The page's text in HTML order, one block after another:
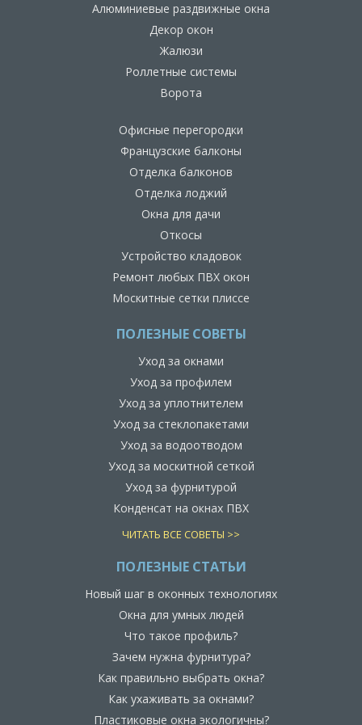
Алюминиевые раздвижные окна
Декор окон
Жалюзи
Роллетные системы
Ворота
Офисные перегородки
Французские балконы
Отделка балконов
Отделка лоджий
Окна для дачи
Откосы
Устройство кладовок
Ремонт любых ПВХ окон
Москитные сетки плиссе
ПОЛЕЗНЫЕ СОВЕТЫ
Уход за окнами
Уход за профилем
Уход за уплотнителем
Уход за стеклопакетами
Уход за водоотводом
Уход за москитной сеткой
Уход за фурнитурой
Конденсат на окнах ПВХ
ЧИТАТЬ ВСЕ СОВЕТЫ >>
ПОЛЕЗНЫЕ СТАТЬИ
Новый шаг в оконных технологиях
Окна для умных людей
Что такое профиль?
Зачем нужна фурнитура?
Как правильно выбрать окна?
Как ухаживать за окнами?
Пластиковые окна экологичны?